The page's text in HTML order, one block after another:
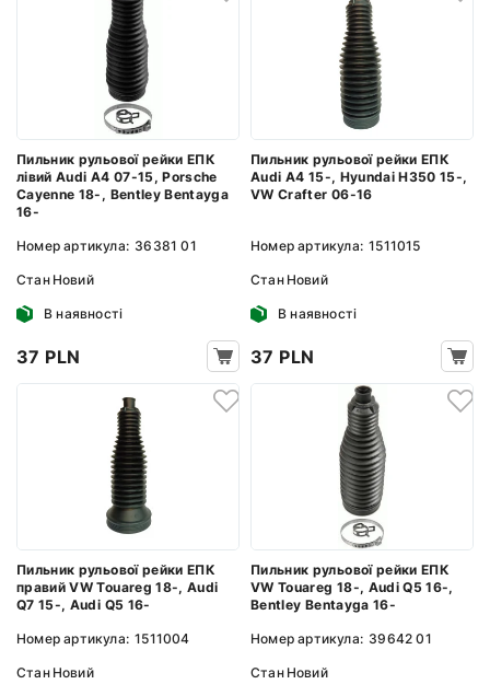
Пильник рульової рейки ЕПК
лівий Audi A4 07-15, Porsche
Cayenne 18-, Bentley Bentayga
16-
Номер артикула: 36381 01
Стан Новий
В наявності
37 PLN
Пильник рульової рейки ЕПК
Audi A4 15-, Hyundai H350 15-,
VW Crafter 06-16
Номер артикула: 1511015
Стан Новий
В наявності
37 PLN
Пильник рульової рейки ЕПК
правий VW Touareg 18-, Audi
Q7 15-, Audi Q5 16-
Номер артикула: 1511004
Стан Новий
Пильник рульової рейки ЕПК
VW Touareg 18-, Audi Q5 16-,
Bentley Bentayga 16-
Номер артикула: 39642 01
Стан Новий